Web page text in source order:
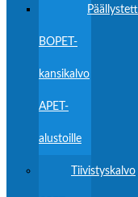
BOPET-
kansikalvo
APET-
alustoille
Tiivistyskalvo